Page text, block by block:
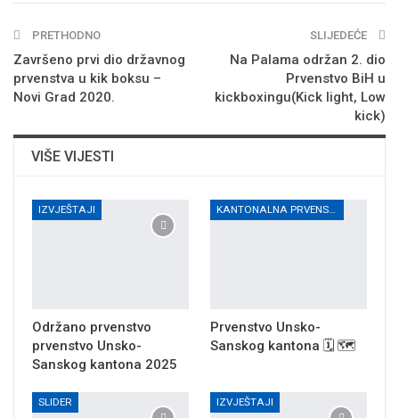
PRETHODNO
Završeno prvi dio državnog
prvenstva u kik boksu –
Novi Grad 2020.
SLIJEDEĆE
Na Palama održan 2. dio
Prvenstvo BiH u
kickboxingu(Kick light, Low
kick)
VIŠE VIJESTI
IZVJEŠTAJI
Održano prvenstvo
prvenstvo Unsko-
Sanskog kantona 2025
KANTONALNA PRVENSTVA
Prvenstvo Unsko-
Sanskog kantona 🗓 🗺
SLIDER IZVJEŠTAJI